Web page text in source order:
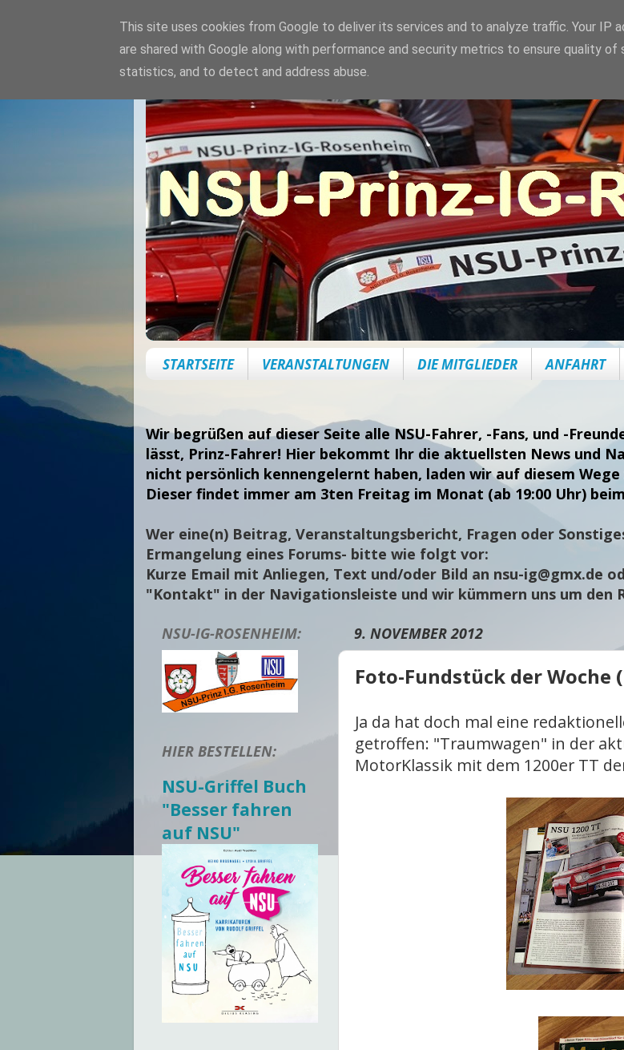
STARTSEITE VERANSTALTUNGEN DIE MITGLIEDER ANFAHRT
Wir begrüßen auf dieser Seite alle NSU-Fahrer, -Fans, und -
lässt, Prinz-Fahrer! Hier bekommt Ihr die aktuellsten News und
nicht persönlich kennengelernt haben, laden wir auf diesem
Dieser findet immer am 3ten Freitag im Monat (ab 19:00 Uhr)
Wer eine(n) Beitrag, Veranstaltungsbericht, Fragen oder
Ermangelung eines Forums- bitte wie folgt vor:
Kurze Email mit Anliegen, Text und/oder Bild an nsu-ig@gmx.de
"Kontakt" in der Navigationsleiste und wir kümmern uns um den
9. NOVEMBER 2012
Foto-Fundstück der Woche
Ja da hat doch mal eine
getroffen: "Traumwagen" in der
MotorKlassik mit dem 1200er TT
NSU-IG-ROSENHEIM:
HIER BESTELLEN:
NSU-Griffel Buch
"Besser fahren
auf NSU"
This site uses cookies from Google to deliver its services and to analyze traffic. Your IP
are shared with Google along with performance and security metrics to ensure quality of
statistics, and to detect and address abuse.